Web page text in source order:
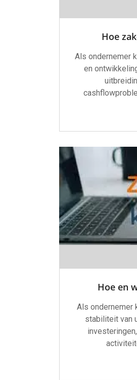
Hoe
Als ondernemer
en
Hoe en
Als ondernemer
stabiliteit van